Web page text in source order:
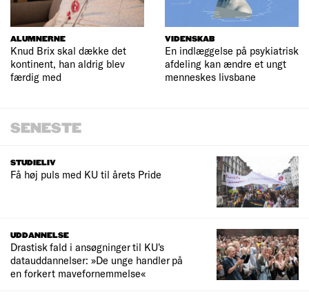
ALUMNERNE
Knud Brix skal dække det
kontinent, han aldrig blev
færdig med
VIDENSKAB
En indlæggelse på psykiatrisk
afdeling kan ændre et ungt
menneskes livsbane
SENESTE
STUDIELIV
Få høj puls med KU til årets Pride
UDDANNELSE
Drastisk fald i ansøgninger til KU's
datauddannelser: »De unge handler på
en forkert mavefornemmelse«